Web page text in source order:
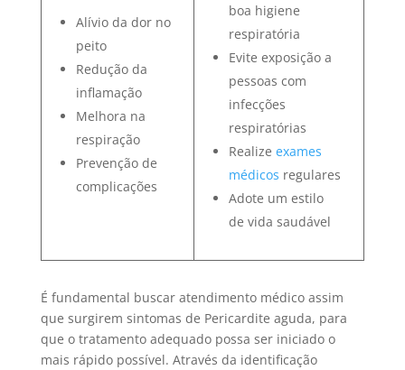
Alívio da dor no
peito
Redução da
inflamação
Melhora na
respiração
Prevenção de
complicações
boa higiene
respiratória
Evite exposição a
pessoas com
infecções
respiratórias
Realize exames
médicos regulares
Adote um estilo
de vida saudável
É fundamental buscar atendimento médico assim
que surgirem sintomas de Pericardite aguda, para
que o tratamento adequado possa ser iniciado o
mais rápido possível. Através da identificação